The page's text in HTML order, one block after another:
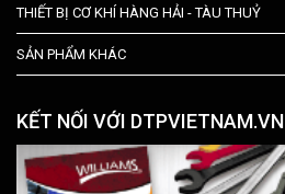
THIẾT BỊ CƠ KHÍ HÀNG HẢI - TÀU THUỶ
SẢN PHẨM KHÁC
KẾT NỐI VỚI DTPVIETNAM.VN